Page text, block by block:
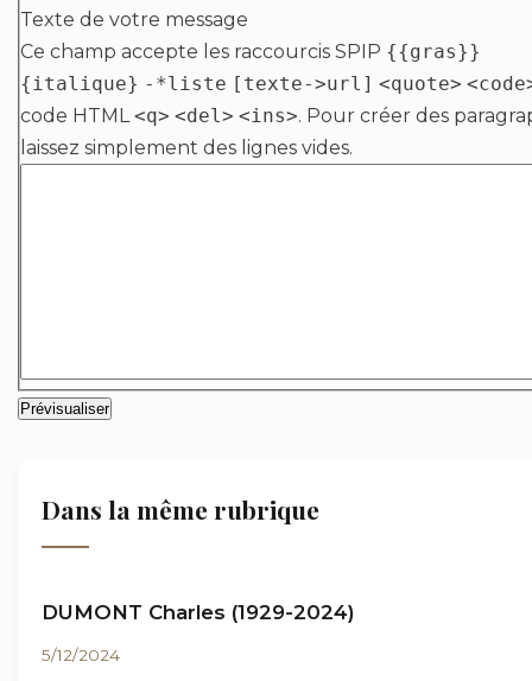
Texte de votre message
Ce champ accepte les raccourcis SPIP {{gras}}
{italique} -*liste [texte->url] <quote>
code HTML<q> <del> <ins>. Pour créer des
laissez simplement des lignes vides.
Dans la même rubrique
DUMONT Charles (1929-2024)
5/12/2024